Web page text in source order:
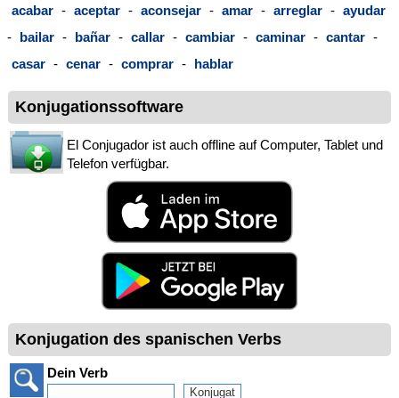
acabar - aceptar - aconsejar - amar - arreglar - ayudar
- bailar - bañar - callar - cambiar - caminar - cantar -
casar - cenar - comprar - hablar
Konjugationssoftware
El Conjugador ist auch offline auf Computer, Tablet und
Telefon verfügbar.
Konjugation des spanischen Verbs
Dein Verb